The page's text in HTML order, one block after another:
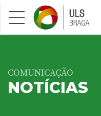
Saltar para conteúdo
COMUNICAÇÃO
NOTÍCIAS